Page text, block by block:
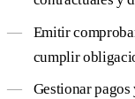
Emitir
cumplir
Gestionar pagos